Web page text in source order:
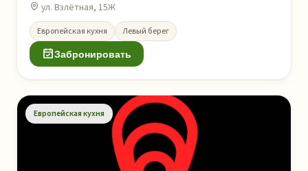
ул. Взлётная, 15Ж
Европейская кухня Левый берег
Забронировать
Европейская кухня